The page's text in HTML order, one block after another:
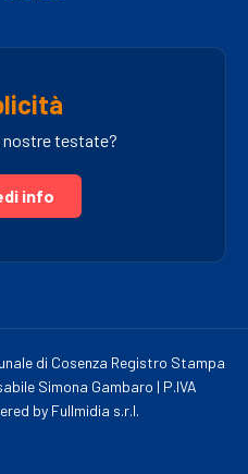
nostre testate?
info
di Cosenza Registro Stampa
Simona Gambaro | P.IVA
by Fullmidia s.r.l.